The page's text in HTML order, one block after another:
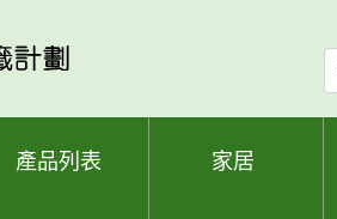
產品列表 家居